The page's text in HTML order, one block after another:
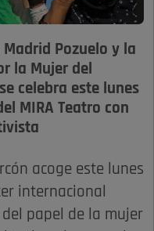
Pozuelo y la
la Mujer del
celebra este lunes
MIRA Teatro con
acoge este lunes
internacional
papel de la mujer